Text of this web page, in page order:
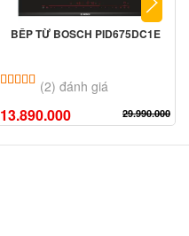
BẾP TỪ BOSCH PID675DC1E
5.00 trên 5 dựa trên
(2) đánh giá
13.890.000 29.990.000